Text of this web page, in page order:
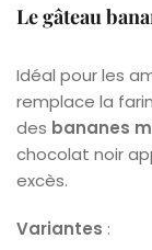
Le gâteau
Idéal pour les
remplace la
des bananes
chocolat noir
excès.
Variantes :